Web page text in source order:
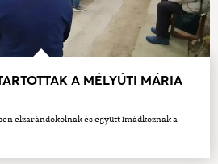
A MÉLYÚTI MÁRIA
elzarándokolnak és együtt imádkoznak a